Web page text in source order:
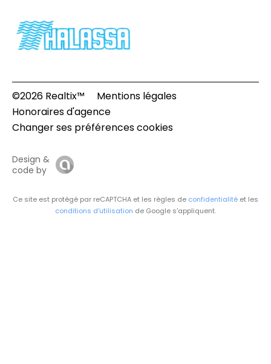
©2026 Realtix™
Mentions légales
Honoraires d'agence
Changer ses préférences cookies
Design &
code by
Ce site est protégé par reCAPTCHA et les règles de confidentialité et les
conditions d'utilisation de Google s'appliquent.